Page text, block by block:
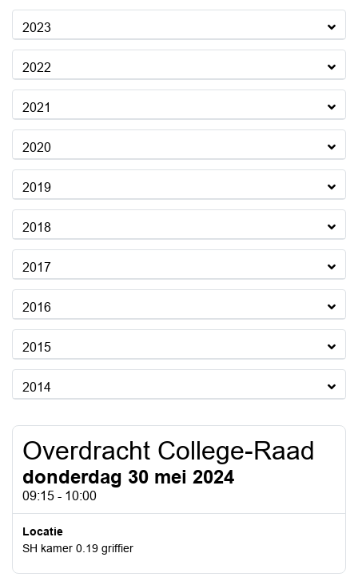
2023
2022
2021
2020
2019
2018
2017
2016
2015
2014
Overdracht College-Raad
donderdag 30 mei 2024
09:15 - 10:00
Locatie
SH kamer 0.19 griffier